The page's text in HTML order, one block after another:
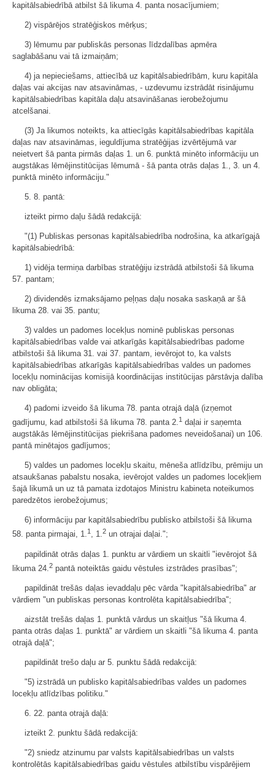
kapitālsabiedrībā atbilst šā likuma 4. panta nosacījumiem;
2) vispārējos stratēģiskos mērķus;
3) lēmumu par publiskās personas līdzdalības apmēra
saglabāšanu vai tā izmaiņām;
4) ja nepieciešams, attiecībā uz kapitālsabiedrībām, kuru kapitāla
daļas vai akcijas nav atsavināmas, - uzdevumu izstrādāt risinājumu
kapitālsabiedrības kapitāla daļu atsavināšanas ierobežojumu
atcelšanai.
(3) Ja likumos noteikts, ka attiecīgās kapitālsabiedrības kapitāla
daļas nav atsavināmas, ieguldījuma stratēģijas izvērtējumā var
neietvert šā panta pirmās daļas 1. un 6. punktā minēto informāciju un
augstākas lēmējinstitūcijas lēmumā - šā panta otrās daļas 1., 3. un 4.
punktā minēto informāciju."
5. 8. pantā:
izteikt pirmo daļu šādā redakcijā:
"(1) Publiskas personas kapitālsabiedrība nodrošina, ka atkarīgajā
kapitālsabiedrībā:
1) vidēja termiņa darbības stratēģiju izstrādā atbilstoši šā likuma
57. pantam;
2) dividendēs izmaksājamo peļņas daļu nosaka saskaņā ar šā
likuma 28. vai 35. pantu;
3) valdes un padomes locekļus nominē publiskas personas
kapitālsabiedrības valde vai atkarīgās kapitālsabiedrības padome
atbilstoši šā likuma 31. vai 37. pantam, ievērojot to, ka valsts
kapitālsabiedrības atkarīgās kapitālsabiedrības valdes un padomes
locekļu nominācijas komisijā koordinācijas institūcijas pārstāvja dalība
nav obligāta;
4) padomi izveido šā likuma 78. panta otrajā daļā (izņemot
gadījumu, kad atbilstoši šā likuma 78. panta 2.1 daļai ir saņemta
augstākās lēmējinstitūcijas piekrišana padomes neveidošanai) un 106.
pantā minētajos gadījumos;
5) valdes un padomes locekļu skaitu, mēneša atlīdzību, prēmiju un
atsaukšanas pabalstu nosaka, ievērojot valdes un padomes locekļiem
šajā likumā un uz tā pamata izdotajos Ministru kabineta noteikumos
paredzētos ierobežojumus;
6) informāciju par kapitālsabiedrību publisko atbilstoši šā likuma
58. panta pirmajai, 1.1 , 1.2 un otrajai daļai.";
papildināt otrās daļas 1. punktu ar vārdiem un skaitli "ievērojot šā
likuma 24. 2 pantā noteiktās gaidu vēstules izstrādes prasības";
papildināt trešās daļas ievaddaļu pēc vārda "kapitālsabiedrība" ar
vārdiem "un publiskas personas kontrolēta kapitālsabiedrība";
aizstāt trešās daļas 1. punktā vārdus un skaitļus "šā likuma 4.
panta otrās daļas 1. punktā" ar vārdiem un skaitli "šā likuma 4. panta
otrajā daļā";
papildināt trešo daļu ar 5. punktu šādā redakcijā:
"5) izstrādā un publisko kapitālsabiedrības valdes un padomes
locekļu atlīdzības politiku."
6. 22. panta otrajā daļā:
izteikt 2. punktu šādā redakcijā:
"2) sniedz atzinumu par valsts kapitālsabiedrības un valsts
kontrolētās kapitālsabiedrības gaidu vēstules atbilstību vispārējiem